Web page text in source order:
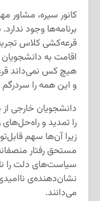
کانور سیره، مشاور
برنامه‌ها وجود
اقامت به
هیچ کس نمی‌داند
و این همه را
دانشجویان خارجی
را تمدید و
زیرا آن‌ها سهم
مستحق رفتار
سیاست‌های دلت را
نشان‌دهنده‌ی
می‌دانند.